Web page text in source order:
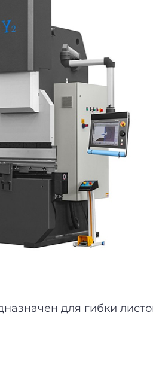
для гибки